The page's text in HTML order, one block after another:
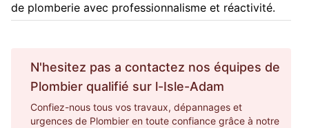
de plomberie avec professionnalisme et réactivité.
N'hesitez pas a contactez nos équipes de
Plombier qualifié sur l-Isle-Adam
Confiez-nous tous vos travaux, dépannages et
urgences de Plombier en toute confiance grâce à notre